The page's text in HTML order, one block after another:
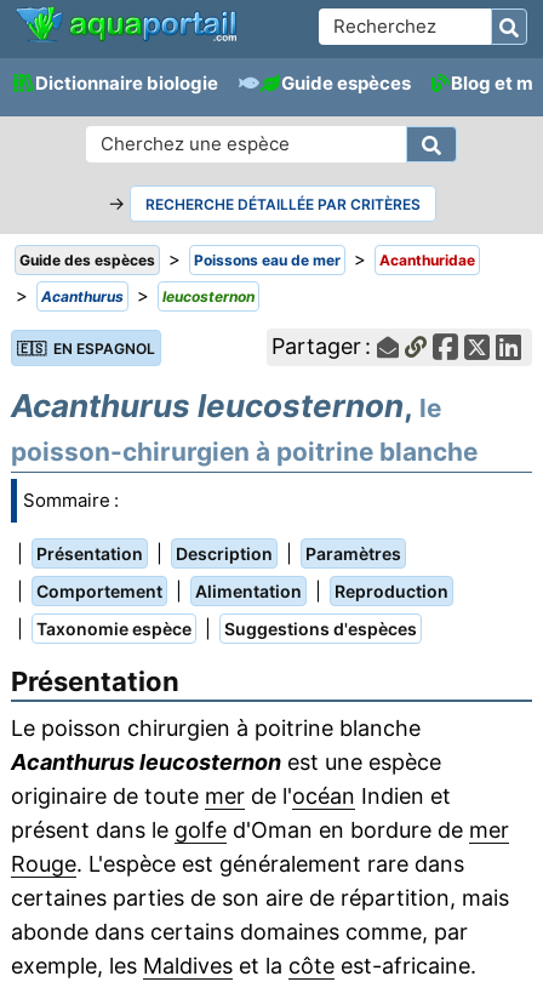
Dictionnaire biologie Guide espèces Blog et
→ RECHERCHE DÉTAILLÉE PAR CRITÈRES
Guide des espèces > Poissons eau de mer > Acanthuridae
> Acanthurus > leucosternon
🇪🇸 EN ESPAGNOL Partager :
Acanthurus leucosternon, le
poisson-chirurgien à poitrine blanche
Sommaire :
Présentation Description Paramètres
Comportement Alimentation Reproduction
Taxonomie espèce Suggestions d'espèces
Présentation
Le poisson chirurgien à poitrine blanche
Acanthurus leucosternonest une espèce
originaire de toute merde l'océan Indien et
présent dans le golfed'Oman en bordure de mer
Rouge. L'espèce est généralement rare dans
certaines parties de son aire de répartition, mais
abonde dans certains domaines comme, par
exemple, les Maldiveset la côteest-africaine.